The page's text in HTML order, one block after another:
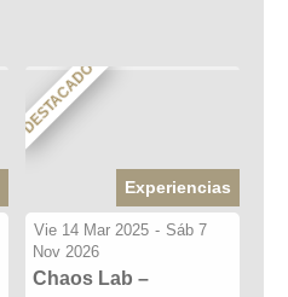
DESTACADO
Experiencias
Vie 14 Mar 2025 - Sáb 7
Nov 2026
Chaos Lab –